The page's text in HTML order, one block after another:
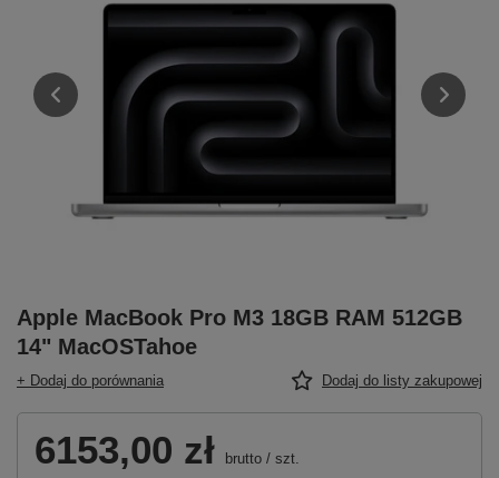
Apple MacBook Pro M3 18GB RAM 512GB
14" MacOSTahoe
+ Dodaj do porównania Dodaj do listy zakupowej
6153,00 zł brutto / szt.